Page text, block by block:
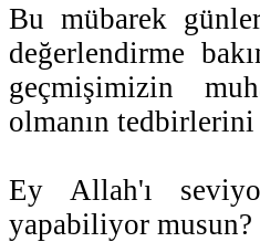
Bu mübarek
değerlendirme
geçmişimizin
olmanın
Ey Allah'ı
yapabiliyor musun?